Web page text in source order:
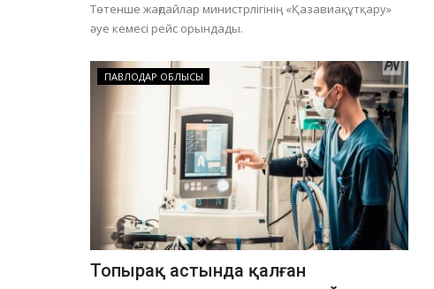
Төтенше жағдайлар министрлігінің «Қазавиақұтқару»
әуе кемесі рейс орындады.
ПАВЛОДАР ОБЛЫСЫ
Топырақ астында қалған